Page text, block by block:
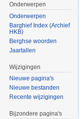
Onderwerpen
Onderwerpen
Barghief Index (Archief
HKB)
Berghse woorden
Jaartallen
Wijzigingen
Nieuwe pagina's
Nieuwe bestanden
Recente wijzigingen
Bijzondere pagina's